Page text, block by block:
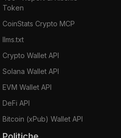
Token
CoinStats Crypto MCP
llms.txt
Crypto Wallet API
Solana Wallet API
EVM Wallet API
DeFi API
Bitcoin (xPub) Wallet API